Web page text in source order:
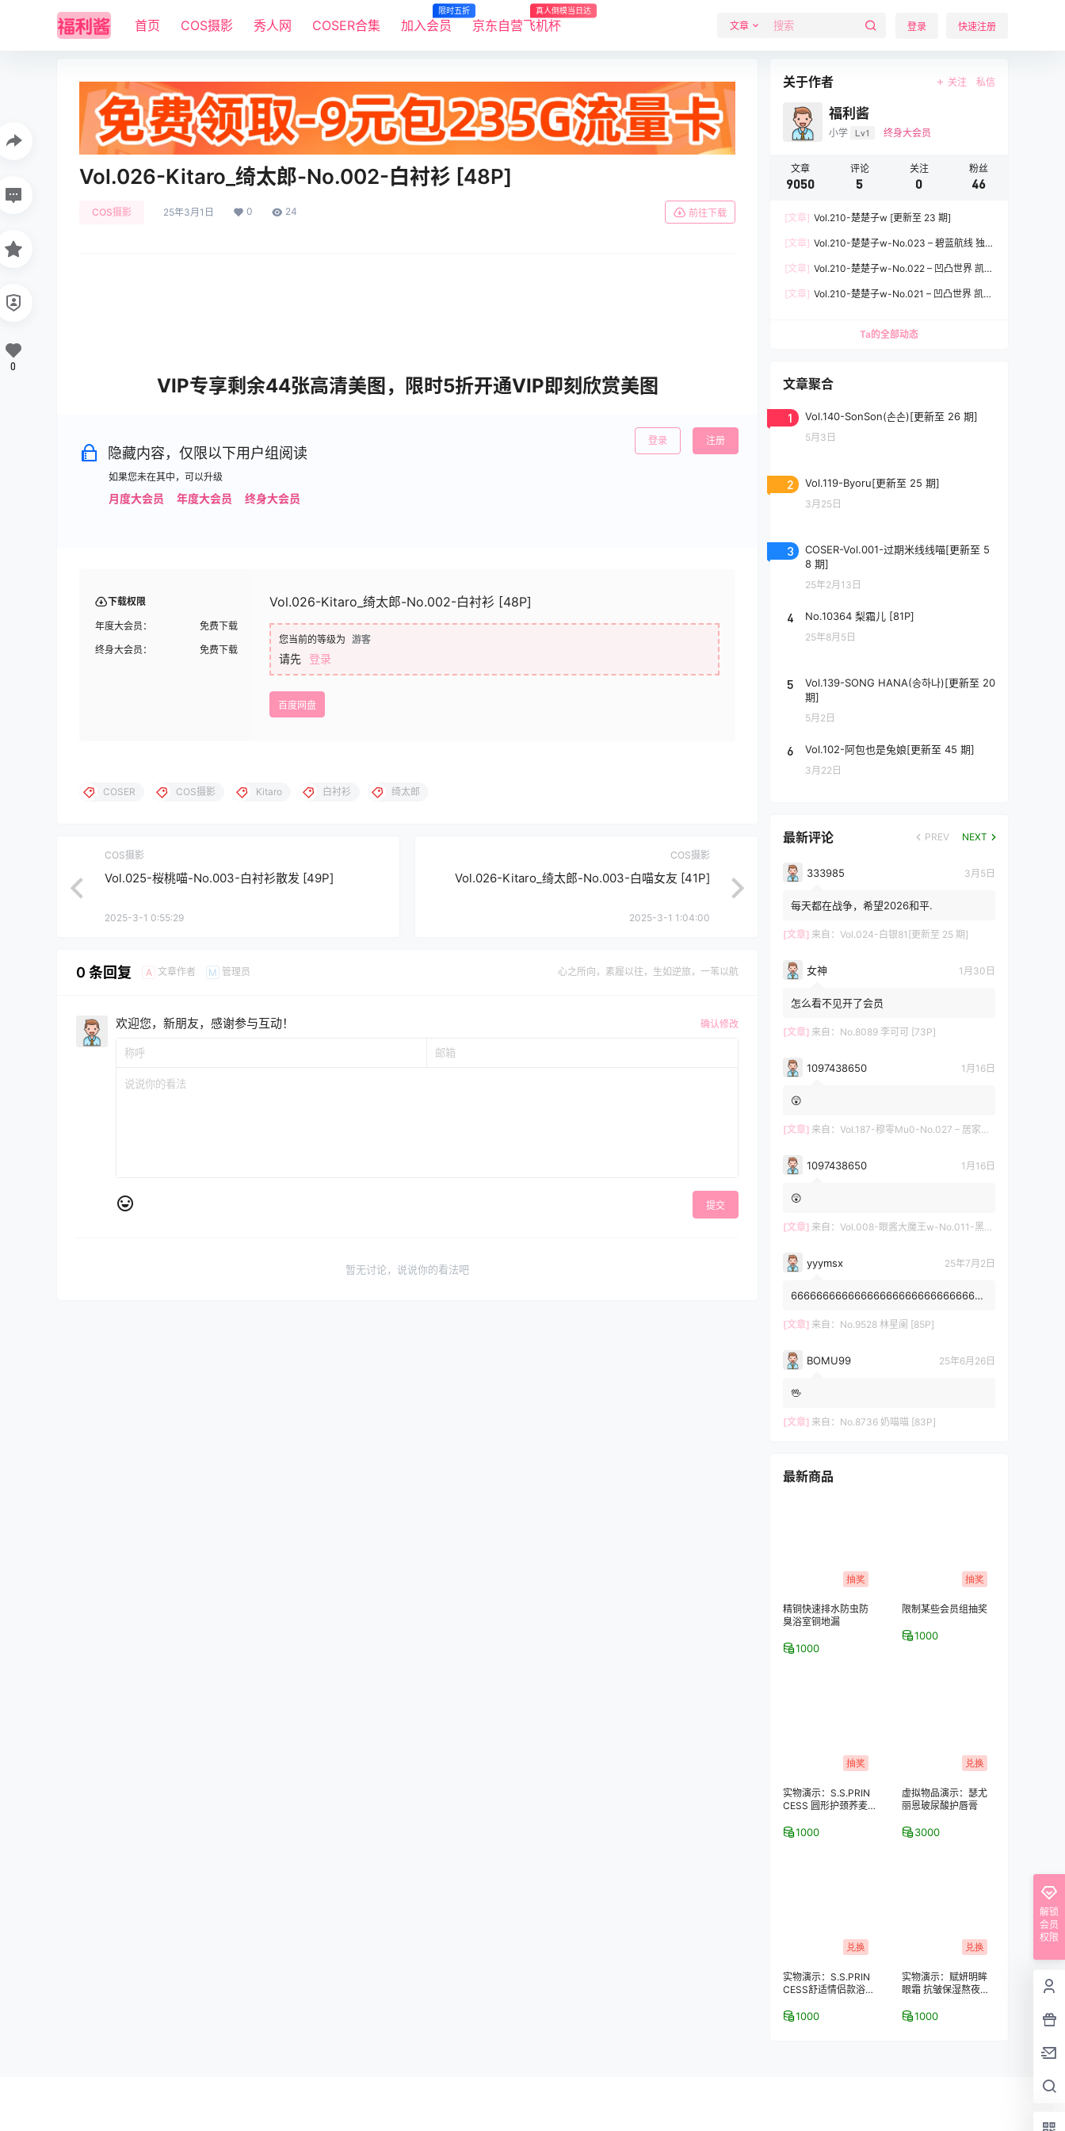
首页 COS摄影 秀人网 COSER合集 加入会员
限时五折
京东自营飞机杯
真人倒模当日达
文章 登录 快速注册
Vol.026-Kitaro_绮太郎-No.002-白衬衫 [48P]
COS摄影 25年3月1日 0 24 前往下载
VIP专享剩余44张高清美图，限时5折开通VIP即刻欣赏美图
隐藏内容，仅限以下用户组阅读
如果您未在其中，可以升级
月度大会员 年度大会员 终身大会员
登录 注册
下载权限
年度大会员：
免费下载
终身大会员：
免费下载
Vol.026-Kitaro_绮太郎-No.002-白衬衫 [48P]
您当前的等级为 游客
请先 登录
百度网盘
0
COSER COS摄影 Kitaro 白衬衫 绮太郎
COS摄影
Vol.025-桜桃喵-No.003-白衬衫散发 [49P]
2025-3-1 0:55:29
COS摄影
Vol.026-Kitaro_绮太郎-No.003-白喵女友 [41P]
2025-3-1 1:04:00
0 条回复 A 文章作者 M 管理员 心之所向，素履以往，生如逆旅，一苇以航
欢迎您，新朋友，感谢参与互动！ 确认修改
提交
暂无讨论，说说你的看法吧
关于作者 关注 私信
福利酱
小学 Lv1 终身大会员
文章
9050
评论
5
关注
0
粉丝
46
[文章] Vol.210-楚楚子w [更新至 23 期]
[文章] Vol.210-楚楚子w-No.023 – 碧蓝航线 独
[文章] Vol.210-楚楚子w-No.022 – 凹凸世界 凯莉
[文章] Vol.210-楚楚子w-No.021 – 凹凸世界 凯莉
Ta的全部动态
文章聚合
1 Vol.140-SonSon(손손)[更新至 26 期]
5月3日
2 Vol.119-Byoru[更新至 25 期]
3月25日
3
COSER-Vol.001-过期米线线喵[更新至 5
8 期]
25年2月13日
4 No.10364 梨霜儿 [81P]
25年8月5日
5
Vol.139-SONG HANA(송하나)[更新至 20
期]
5月2日
6 Vol.102-阿包也是兔娘[更新至 45 期]
3月22日
最新评论 PREV NEXT
333985 3月5日
每天都在战争，希望2026和平.
[文章] 来自： Vol.024-白银81[更新至 25 期]
女神 1月30日
怎么看不见开了会员
[文章] 来自： No.8089 李可可 [73P]
1097438650 1月16日
😲
[文章] 来自： Vol.187-穆零Mu0-No.027 – 居家自拍 [12P]
1097438650 1月16日
😲
[文章] 来自： Vol.008-眼酱大魔王w-No.011-黑护士 [20P]
yyymsx 25年7月2日
6666666666666666666666666666666
[文章] 来自： No.9528 林星阑 [85P]
BOMU99 25年6月26日
🖖
[文章] 来自： No.8736 奶喵喵 [83P]
最新商品
抽奖
精铜快速排水防虫防
臭浴室铜地漏
1000
抽奖
限制某些会员组抽奖
1000
抽奖
实物演示：S.S.PRIN
CESS 圆形护颈荞麦
1000
兑换
虚拟物品演示：瑟尤
丽恩玻尿酸护唇膏
3000
兑换
实物演示：S.S.PRIN
CESS舒适情侣款浴室
1000
兑换
实物演示：赋妍明眸
眼霜 抗皱保湿熬夜去
1000
解锁
会员
权限